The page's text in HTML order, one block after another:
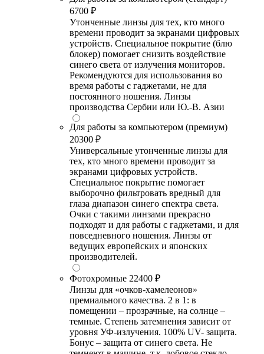
6700 ₽
Утонченные линзы для тех, кто много
времени проводит за экранами цифровых
устройств. Специальное покрытие (блю
блокер) помогает снизить воздействие
синего света от излучения мониторов.
Рекомендуются для использования во
время работы с гаджетами, не для
постоянного ношения. Линзы
производства Сербии или Ю.-В. Азии
Для работы за компьютером (премиум)
20300 ₽
Универсальные утонченные линзы для
тех, кто много времени проводит за
экранами цифровых устройств.
Специальное покрытие помогает
выборочно фильтровать вредный для
глаза диапазон синего спектра света.
Очки с такими линзами прекрасно
подходят и для работы с гаджетами, и для
повседневного ношения. Линзы от
ведущих европейских и японских
производителей.
Фотохромные 22400 ₽
Линзы для «очков-хамелеонов»
премиального качества. 2 в 1: в
помещении – прозрачные, на солнце –
темные. Степень затемнения зависит от
уровня УФ-излучения. 100% UV- защита.
Бонус – защита от синего света. Не